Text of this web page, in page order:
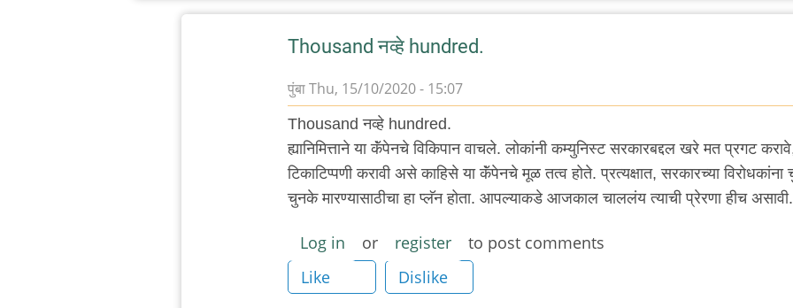
Thousand नव्हे hundred.
पुंबाThu, 15/10/2020 - 15:07
reply
to
शोकांतिका?
by
३_१४
विक्षिप्त
अदिती
Thousand नव्हे hundred.
ह्यानिमित्ताने या कॅंपेनचे विकिपान वाचले. लोकांनी कम्युनिस्ट सरकारबद्दल खरे मत प्रगट
टिकाटिप्पणी करावी असे काहिसे या कॅंपेनचे मूळ तत्व होते. प्रत्यक्षात, सरकारच्या विरोधकांना
चुनके मारण्यासाठीचा हा प्लॅन होता. आपल्याकडे आजकाल चाललंय त्याची प्रेरणा हीच असावी.
Log in or register
to post comments
Like
Dislike